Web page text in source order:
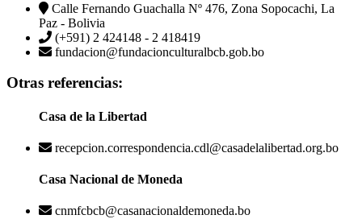
Calle Fernando Guachalla Nº 476, Zona Sopocachi, La
Paz - Bolivia
(+591) 2 424148 - 2 418419
fundacion@fundacionculturalbcb.gob.bo
Otras referencias:
Casa de la Libertad
recepcion.correspondencia.cdl@casadelalibertad.org.bo
Casa Nacional de Moneda
cnmfcbcb@casanacionaldemoneda.bo